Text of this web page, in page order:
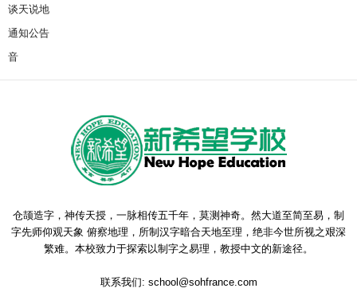
谈天说地
通知公告
音
仓颉造字，神传天授，一脉相传五千年，莫测神奇。然大道至简至易，制
字先师仰观天象 俯察地理，所制汉字暗合天地至理，绝非今世所视之艰深
繁难。本校致力于探索以制字之易理，教授中文的新途径。
联系我们: school@sohfrance.com